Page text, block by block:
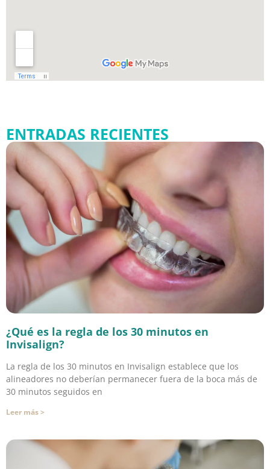
ENTRADAS RECIENTES
¿Qué es la regla de los 30 minutos en
Invisalign?
La regla de los 30 minutos en Invisalign establece que los
alineadores no deberían permanecer fuera de la boca más de
30 minutos seguidos en
Leer más >